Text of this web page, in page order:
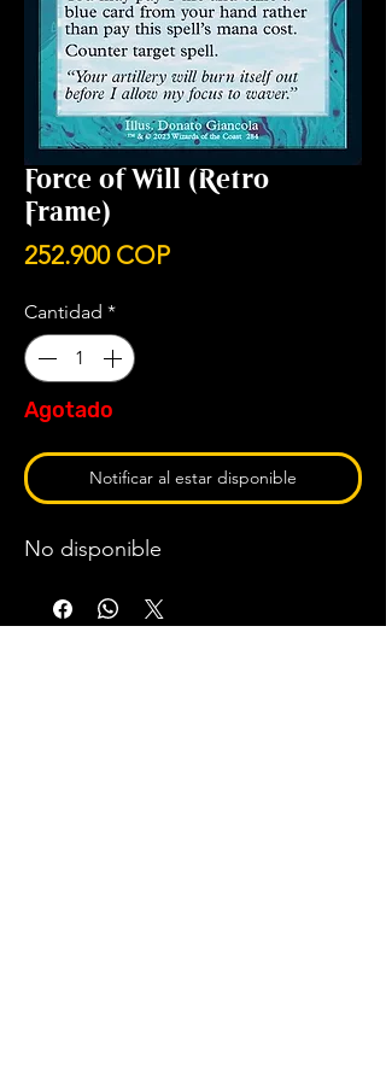
Force of Will (Retro
Frame)
252.900 COPPrecio
Cantidad *
Agotado
Notificar al estar disponible
No disponible